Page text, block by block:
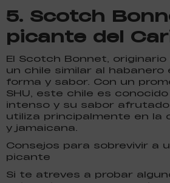
5. Scotch
picante del
El Scotch Bonnet, originario
un chile similar al
forma y sabor. Con un
SHU, este chile es
intenso y su sabor
utiliza principalmente en la
y jamaicana.
Consejos para sobrevivir a
picante
Si te atreves a probar